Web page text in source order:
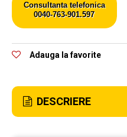
Consultanta telefonica
0040-763-901.597
Adauga la favorite
DESCRIERE